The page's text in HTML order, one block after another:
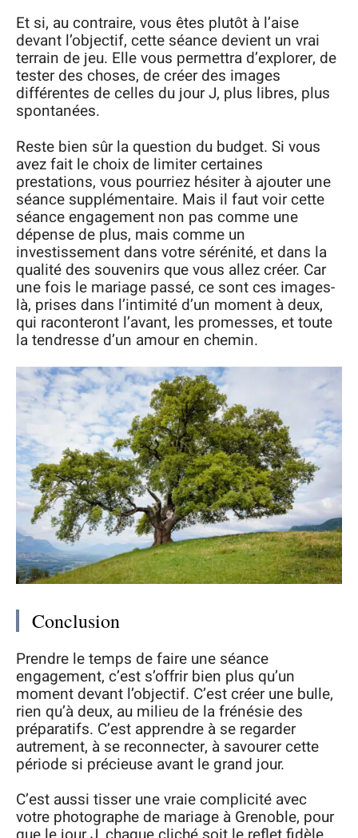
Et si, au contraire, vous êtes plutôt à l’aise
devant l’objectif, cette séance devient un vrai
terrain de jeu. Elle vous permettra d’explorer, de
tester des choses, de créer des images
différentes de celles du jour J, plus libres, plus
spontanées.
Reste bien sûr la question du budget. Si vous
avez fait le choix de limiter certaines
prestations, vous pourriez hésiter à ajouter une
séance supplémentaire. Mais il faut voir cette
séance engagement non pas comme une
dépense de plus, mais comme un
investissement dans votre sérénité, et dans la
qualité des souvenirs que vous allez créer. Car
une fois le mariage passé, ce sont ces images-
là, prises dans l’intimité d’un moment à deux,
qui raconteront l’avant, les promesses, et toute
la tendresse d’un amour en chemin.
Conclusion
Prendre le temps de faire une séance
engagement, c’est s’offrir bien plus qu’un
moment devant l’objectif. C’est créer une bulle,
rien qu’à deux, au milieu de la frénésie des
préparatifs. C’est apprendre à se regarder
autrement, à se reconnecter, à savourer cette
période si précieuse avant le grand jour.
C’est aussi tisser une vraie complicité avec
votre photographe de mariage à Grenoble, pour